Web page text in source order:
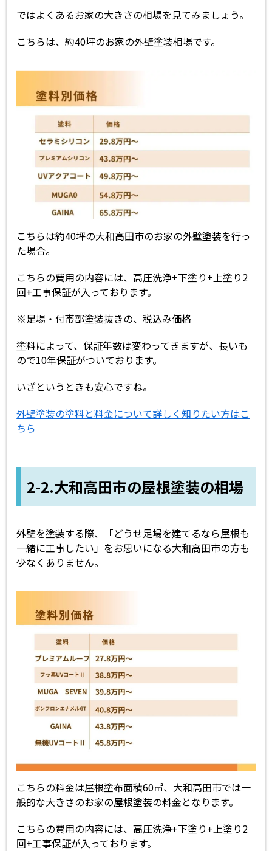
ではよくあるお家の大きさの相場を見てみましょう。
こちらは、約40坪のお家の外壁塗装相場です。
こちらは約40坪の大和高田市のお家の外壁塗装を行っ
た場合。
こちらの費用の内容には、高圧洗浄+下塗り+上塗り2
回+工事保証が入っております。
※足場・付帯部塗装抜きの、税込み価格
塗料によって、保証年数は変わってきますが、長いも
ので10年保証がついております。
いざというときも安心ですね。
外壁塗装の塗料と料金について詳しく知りたい方はこ
ちら
2-2.大和高田市の屋根塗装の相場
外壁を塗装する際、「どうせ足場を建てるなら屋根も
一緒に工事したい」をお思いになる大和高田市の方も
少なくありません。
こちらの料金は屋根塗布面積60㎡、大和高田市では一
般的な大きさのお家の屋根塗装の料金となります。
こちらの費用の内容には、高圧洗浄+下塗り+上塗り2
回+工事保証が入っております。